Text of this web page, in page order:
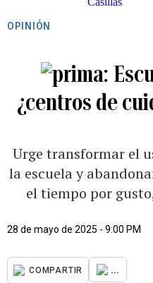
OPINIÓN
¿centros de
Urge transformar el
la escuela y
el tiempo por
28 de mayo de 2025 - 9:00 PM
COMPARTIR ...